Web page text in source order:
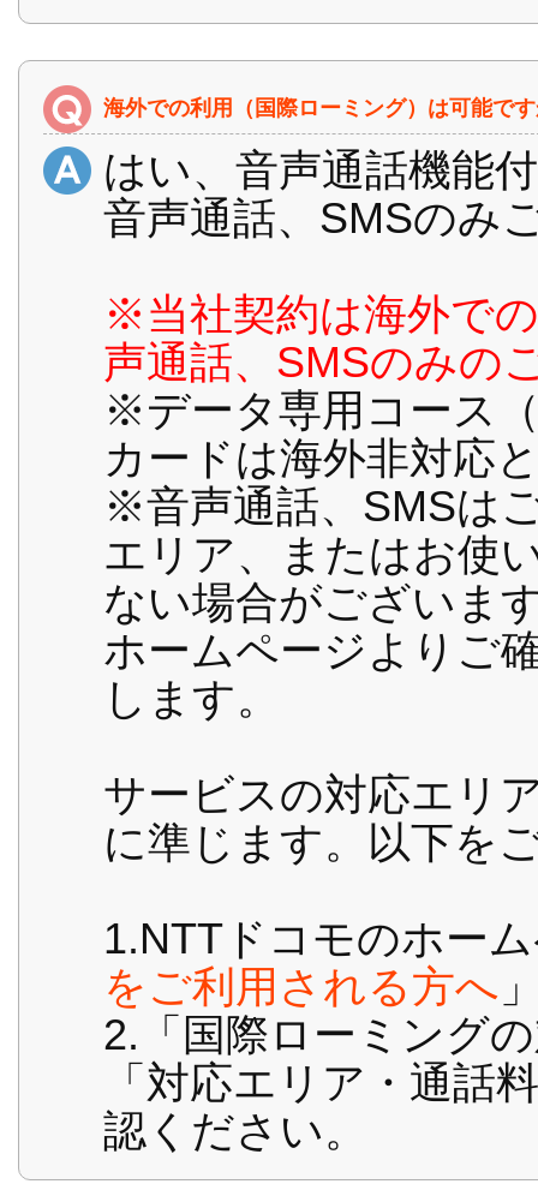
海外での利用（国際ローミング）は可能で
はい、音声通話機能
音声通話、SMSのみ
※当社契約は海外で
声通話、SMSのみの
※データ専用コース
カードは海外非対応
※音声通話、SMSは
エリア、またはお使
ない場合がございま
ホームページよりご
します。
サービスの対応エリ
に準じます。以下を
1.NTTドコモのホー
をご利用される方へ
2.「国際ローミング
「対応エリア・通話
認ください。